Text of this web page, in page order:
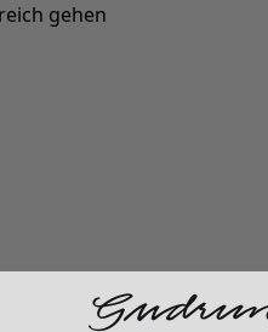
gehen